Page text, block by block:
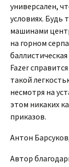
универсален,
условиях. Будь
машинами
на горном
Fazer
такой
несмотря на
этом никаких
приказов.
Антон
Автор